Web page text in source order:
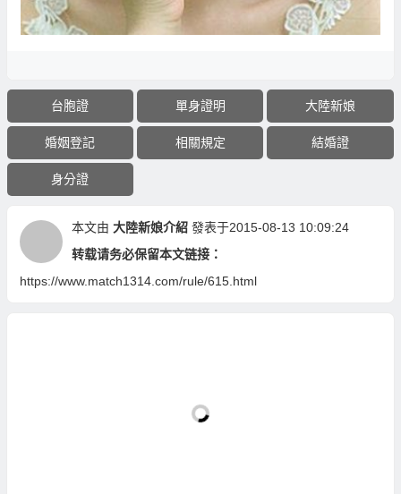
台胞證 單身證明 大陸新娘
婚姻登記 相關規定 結婚證
身分證
本文由 大陸新娘介紹 發表于2015-08-13 10:09:24
转载请务必保留本文链接：
https://www.match1314.com/rule/615.html